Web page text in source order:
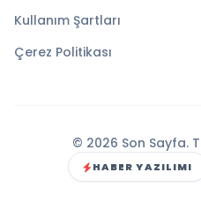
Kullanım Şartları
Çerez Politikası
© 2026 Son Sayfa.
HABER YAZILIMI